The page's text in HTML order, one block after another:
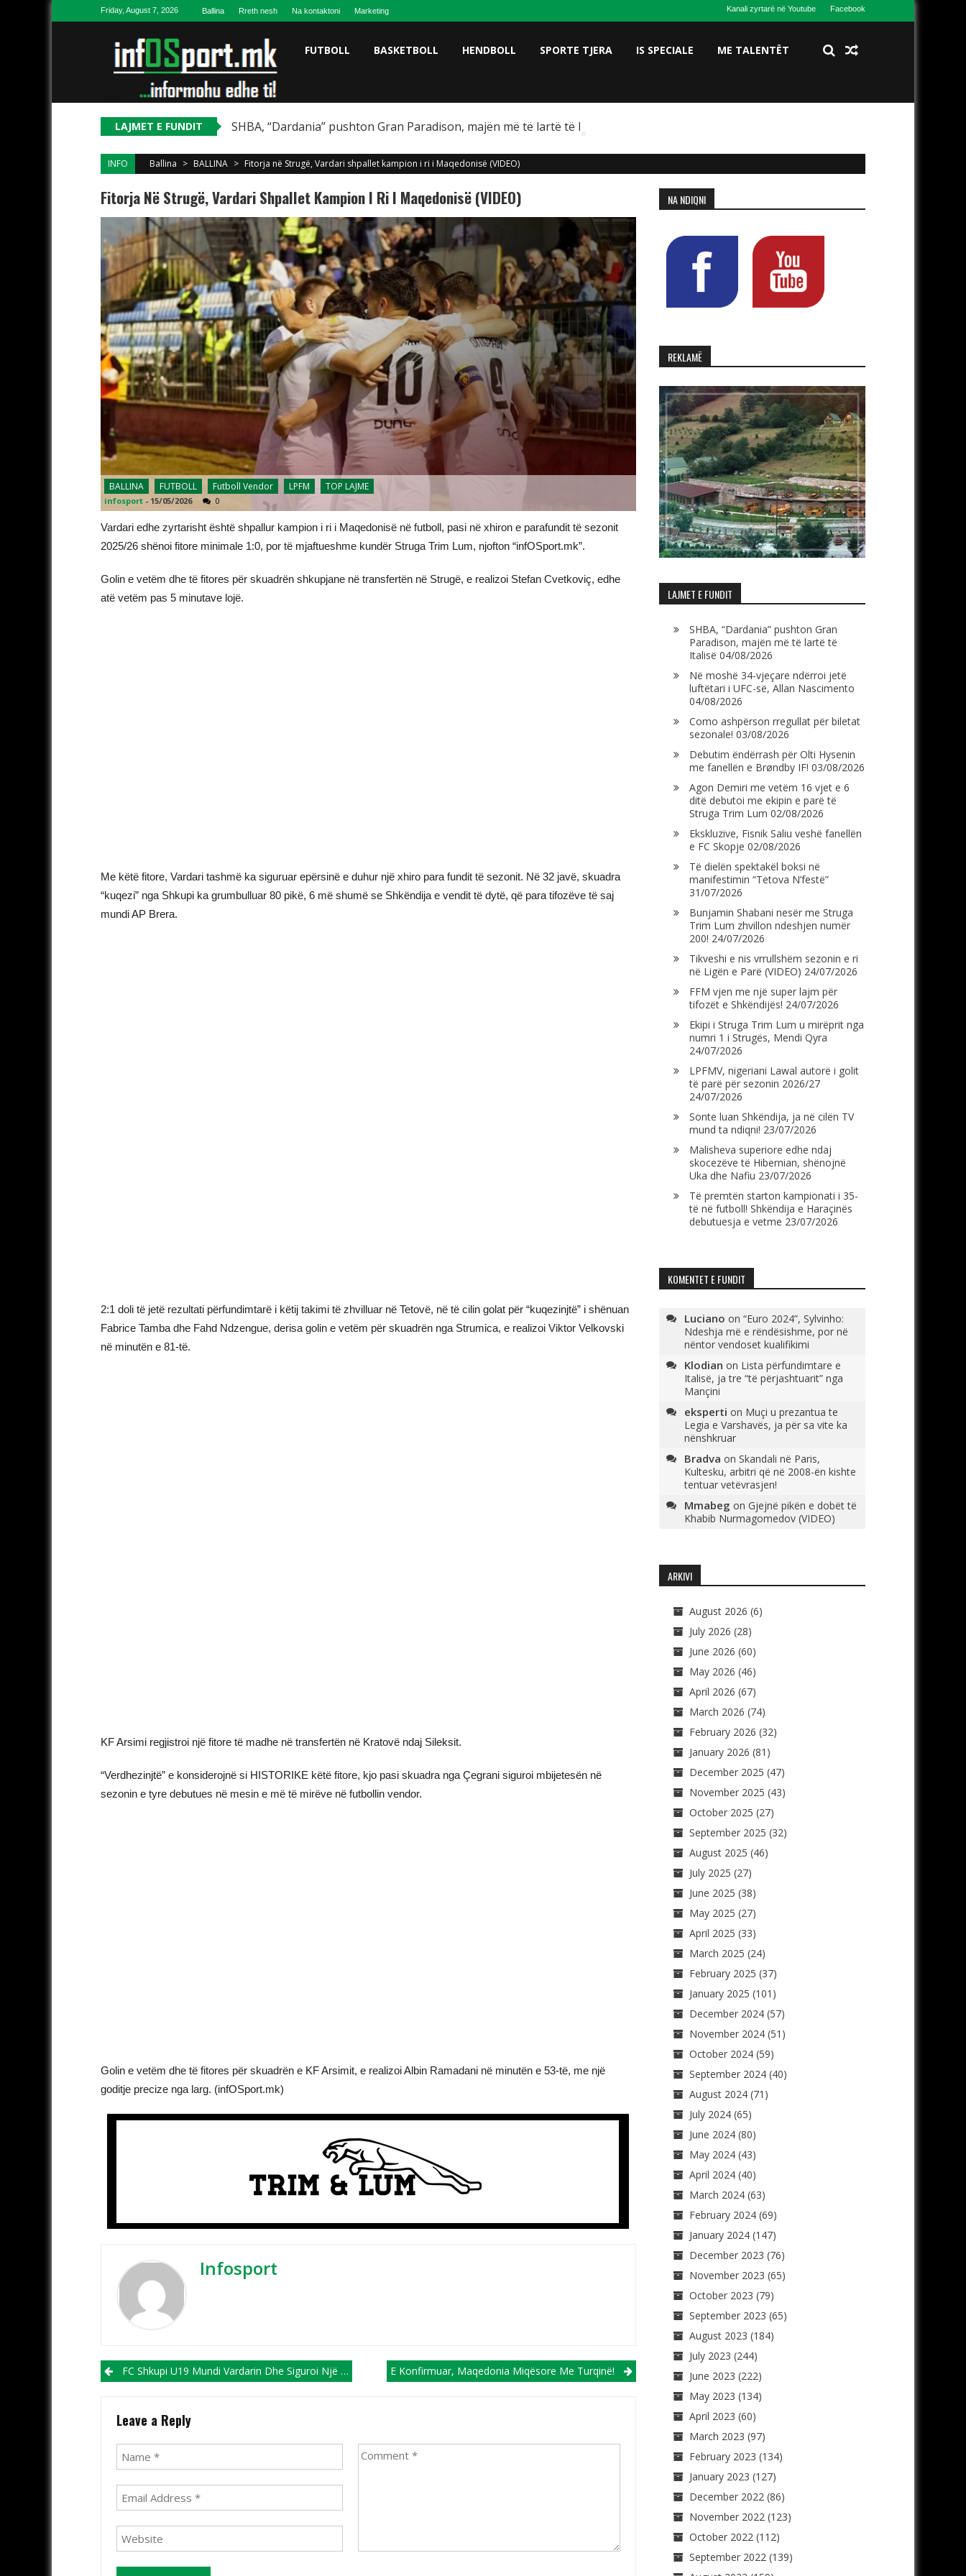
Skip to contentFriday, August 7, 2026 Ballina Rreth nesh Na kontaktoni Marketing Kanali zyrtarë në Youtube Facebook
FUTBOLL BASKETBOLL HENDBOLL SPORTE TJERA IS SPECIALE ME TALENTËT
LAJMET E FUNDIT SHBA, “Dardania” pushton Gran Paradison, majën më të lartë të Italisë
INFO Ballina > BALLINA > Fitorja në Strugë, Vardari shpallet kampion i ri i Maqedonisë (VIDEO)
Fitorja Në Strugë, Vardari Shpallet Kampion I Ri I Maqedonisë (VIDEO)
BALLINA FUTBOLL Futboll Vendor LPFM TOP LAJME
infosport - 15/05/2026 0
Vardari edhe zyrtarisht është shpallur kampion i ri i Maqedonisë në futboll, pasi në xhiron e parafundit të sezonit
2025/26 shënoi fitore minimale 1:0, por të mjaftueshme kundër Struga Trim Lum, njofton “infOSport.mk”.
Golin e vetëm dhe të fitores për skuadrën shkupjane në transfertën në Strugë, e realizoi Stefan Cvetkoviç, edhe
atë vetëm pas 5 minutave lojë.
Me këtë fitore, Vardari tashmë ka siguruar epërsinë e duhur një xhiro para fundit të sezonit. Në 32 javë, skuadra
“kuqezi” nga Shkupi ka grumbulluar 80 pikë, 6 më shumë se Shkëndija e vendit të dytë, që para tifozëve të saj
mundi AP Brera.
2:1 doli të jetë rezultati përfundimtarë i këtij takimi të zhvilluar në Tetovë, në të cilin golat për “kuqezinjtë” i shënuan
Fabrice Tamba dhe Fahd Ndzengue, derisa golin e vetëm për skuadrën nga Strumica, e realizoi Viktor Velkovski
në minutën e 81-të.
KF Arsimi regjistroi një fitore të madhe në transfertën në Kratovë ndaj Sileksit.
“Verdhezinjtë” e konsiderojnë si HISTORIKE këtë fitore, kjo pasi skuadra nga Çegrani siguroi mbijetesën në
sezonin e tyre debutues në mesin e më të mirëve në futbollin vendor.
Golin e vetëm dhe të fitores për skuadrën e KF Arsimit, e realizoi Albin Ramadani në minutën e 53-të, me një
goditje precize nga larg. (infOSport.mk)
Infosport
Post navigation
FC Shkupi U19 Mundi Vardarin Dhe Siguroi Një Vend Për Në Finale Të Kupës E Konfirmuar, Maqedonia Miqësore Me Turqinë!
Leave a Reply
NA NDIQNI
REKLAMË
LAJMET E FUNDIT
SHBA, “Dardania” pushton Gran
Paradison, majën më të lartë të
Italisë 04/08/2026
Në moshë 34-vjeçare ndërroi jetë
luftëtari i UFC-së, Allan Nascimento
04/08/2026
Como ashpërson rregullat për biletat
sezonale! 03/08/2026
Debutim ëndërrash për Olti Hysenin
me fanellën e Brøndby IF! 03/08/2026
Agon Demiri me vetëm 16 vjet e 6
ditë debutoi me ekipin e parë të
Struga Trim Lum 02/08/2026
Ekskluzive, Fisnik Saliu veshë fanellën
e FC Skopje 02/08/2026
Të dielën spektakël boksi në
manifestimin “Tetova N’festë”
31/07/2026
Bunjamin Shabani nesër me Struga
Trim Lum zhvillon ndeshjen numër
200! 24/07/2026
Tikveshi e nis vrrullshëm sezonin e ri
në Ligën e Parë (VIDEO) 24/07/2026
FFM vjen me një super lajm për
tifozët e Shkëndijës! 24/07/2026
Ekipi i Struga Trim Lum u mirëprit nga
numri 1 i Strugës, Mendi Qyra
24/07/2026
LPFMV, nigeriani Lawal autorë i golit
të parë për sezonin 2026/27
24/07/2026
Sonte luan Shkëndija, ja në cilën TV
mund ta ndiqni! 23/07/2026
Malisheva superiore edhe ndaj
skocezëve të Hibernian, shënojnë
Uka dhe Nafiu 23/07/2026
Të premtën starton kampionati i 35-
të në futboll! Shkëndija e Haraçinës
debutuesja e vetme 23/07/2026
KOMENTET E FUNDIT
Luciano on “Euro 2024”, Sylvinho:
Ndeshja më e rëndësishme, por në
nëntor vendoset kualifikimi
Klodian on Lista përfundimtare e
Italisë, ja tre “të përjashtuarit” nga
Mançini
eksperti on Muçi u prezantua te
Legia e Varshavës, ja për sa vite ka
nënshkruar
Bradva on Skandali në Paris,
Kultesku, arbitri që në 2008-ën kishte
tentuar vetëvrasjen!
Mmabeg on Gjejnë pikën e dobët të
Khabib Nurmagomedov (VIDEO)
ARKIVI
August 2026 (6)
July 2026 (28)
June 2026 (60)
May 2026 (46)
April 2026 (67)
March 2026 (74)
February 2026 (32)
January 2026 (81)
December 2025 (47)
November 2025 (43)
October 2025 (27)
September 2025 (32)
August 2025 (46)
July 2025 (27)
June 2025 (38)
May 2025 (27)
April 2025 (33)
March 2025 (24)
February 2025 (37)
January 2025 (101)
December 2024(57)
November 2024(51)
October 2024(59)
September 2024(40)
August 2024(71)
July 2024(65)
June 2024(80)
May 2024(43)
April 2024(40)
March 2024(63)
February 2024(69)
January 2024(147)
December 2023 (76)
November 2023 (65)
October 2023 (79)
September 2023 (65)
August 2023 (184)
July 2023 (244)
June 2023 (222)
May 2023 (134)
April 2023 (60)
March 2023 (97)
February 2023 (134)
January 2023 (127)
December 2022(86)
November 2022(123)
October 2022(112)
September 2022(139)